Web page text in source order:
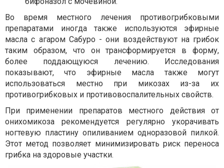
Во время местного лечения противогрибковыми
препаратами иногда также используются эфирные
масла с агаром Сабуро - они воздействуют на грибок
таким образом, что он трансформируется в форму,
более поддающуюся лечению. Исследования
показывают, что эфирные масла также могут
использоваться местно при микозах из-за их
противогрибковых и противовоспалительных свойств.
При применении препаратов местного действия от
онихомикоза рекомендуется регулярно укорачивать
ногтевую пластину опиливанием одноразовой пилкой.
Этот метод позволяет минимизировать риск переноса
грибка на здоровые участки.